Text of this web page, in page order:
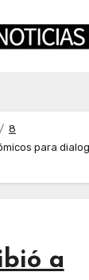
8
para
a